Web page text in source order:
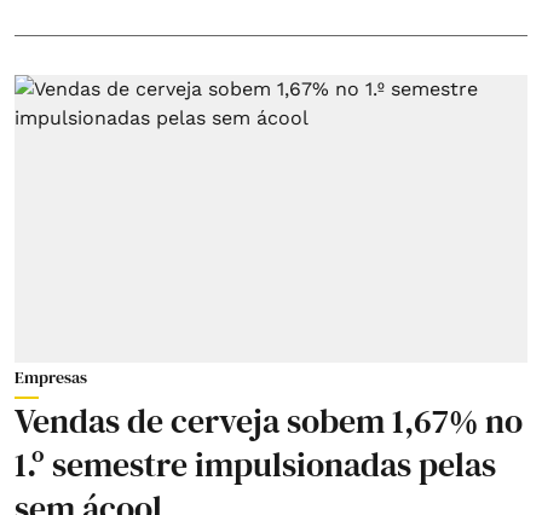
Empresas
Vendas de cerveja sobem 1,67% no
1.º semestre impulsionadas pelas